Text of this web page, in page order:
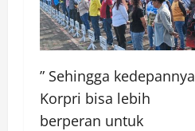
” Sehingga kedepannya
Korpri bisa lebih
berperan untuk